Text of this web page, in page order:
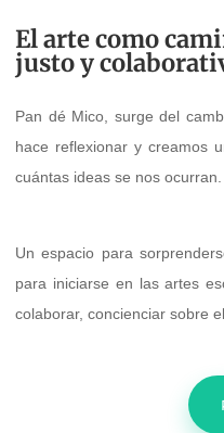
El arte como
justo y
Pan dé Mico, surge del
hace reflexionar y creamos
cuántas ideas se nos ocurran.
Un espacio para
para iniciarse en las artes
colaborar, concienciar sobre